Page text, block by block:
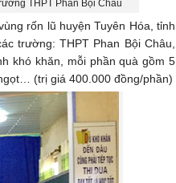
THPT Phan Bội Châu
rốn lũ huyện Tuyên Hóa, tỉnh
trường: THPT Phan Bội Châu,
khó khăn, mỗi phần quà gồm 5
(trị giá 400.000 đồng/phần)